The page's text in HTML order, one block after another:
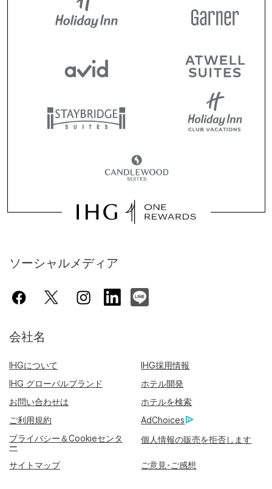
ソーシャルメディア
会社名
IHGについて
IHG採用情報
IHG グローバルブランド
ホテル開発
お問い合わせは
ホテルを検索
ご利用規約
AdChoices
プライバシー＆Cookieセンタ
ー
個人情報の販売を拒否します
サイトマップ ご意見･ご感想